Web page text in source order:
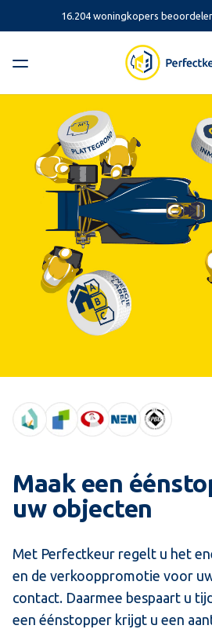
16.204 woningkopers
Maak een
uw objecten
Met Perfectkeur regelt u het
en de verkooppromotie voor
contact. Daarmee bespaart u
een éénstopper krijgt u een